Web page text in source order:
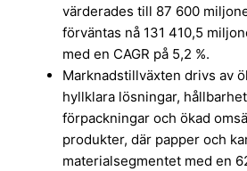
värderades till 87 600
förväntas nå 131 410,5
med en CAGR på 5,2 %.
Marknadstillväxten drivs av
hyllklara lösningar,
förpackningar och ökad
produkter, där papper och
materialsegmentet med en